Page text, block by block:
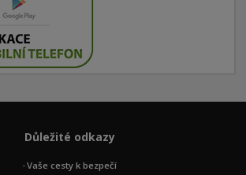
Důležité odkazy
Vaše cesty k bezpečí